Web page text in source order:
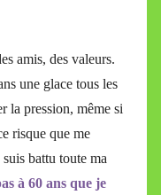
amis, des valeurs.
une glace tous les
la pression, même si
risque que me
battu toute ma
à 60 ans que je